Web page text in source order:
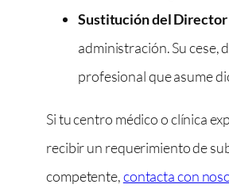
Sustitución del Director
administración. Su cese,
profesional que asume
Si tu centro médico o clínica
recibir un requerimiento de
competente,contacta con